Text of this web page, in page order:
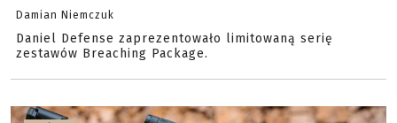
Damian Niemczuk
Daniel Defense zaprezentowało limitowaną serię
zestawów Breaching Package.